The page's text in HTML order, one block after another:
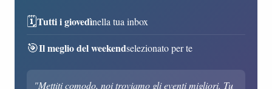
🗓️Tutti i giovedìnella tua inbox
🎯Il meglio del weekendselezionato per te
"Mettiti comodo, noi troviamo gli eventi migliori. Tu